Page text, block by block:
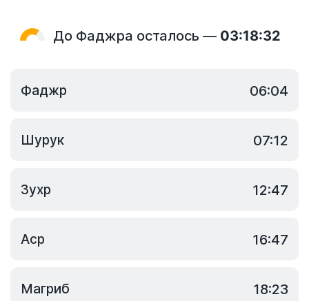
До Фаджра осталось — 03:18:32
Фаджр 06:04
Шурук 07:12
Зухр 12:47
Аср 16:47
Магриб 18:23